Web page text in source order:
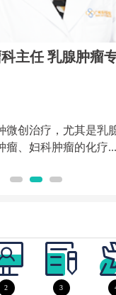
主任 乳腺肿瘤
微创治疗，尤其是乳
瘤、妇科肿瘤的化疗...
2 3